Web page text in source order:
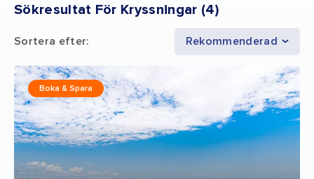
Sökresultat För Kryssningar (4)
Sortera efter: Rekommenderad
Boka & Spara